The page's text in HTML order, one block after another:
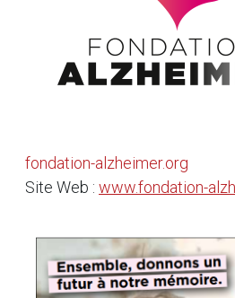
fondation-alzheimer.org
Site Web : www.fondation-